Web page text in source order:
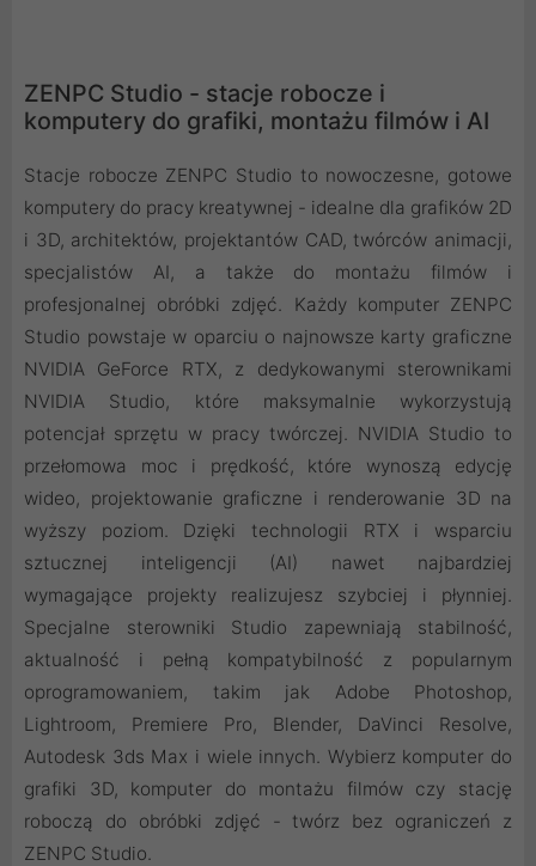
ZENPC Studio - stacje robocze i
komputery do grafiki, montażu filmów i AI
Stacje robocze ZENPC Studio to nowoczesne, gotowe
komputery do pracy kreatywnej - idealne dla grafików 2D
i 3D, architektów, projektantów CAD, twórców animacji,
specjalistów AI, a także do montażu filmów i
profesjonalnej obróbki zdjęć. Każdy komputer ZENPC
Studio powstaje w oparciu o najnowsze karty graficzne
NVIDIA GeForce RTX, z dedykowanymi sterownikami
NVIDIA Studio, które maksymalnie wykorzystują
potencjał sprzętu w pracy twórczej. NVIDIA Studio to
przełomowa moc i prędkość, które wynoszą edycję
wideo, projektowanie graficzne i renderowanie 3D na
wyższy poziom. Dzięki technologii RTX i wsparciu
sztucznej inteligencji (AI) nawet najbardziej
wymagające projekty realizujesz szybciej i płynniej.
Specjalne sterowniki Studio zapewniają stabilność,
aktualność i pełną kompatybilność z popularnym
oprogramowaniem, takim jak Adobe Photoshop,
Lightroom, Premiere Pro, Blender, DaVinci Resolve,
Autodesk 3ds Max i wiele innych. Wybierz komputer do
grafiki 3D, komputer do montażu filmów czy stację
roboczą do obróbki zdjęć - twórz bez ograniczeń z
ZENPC Studio.